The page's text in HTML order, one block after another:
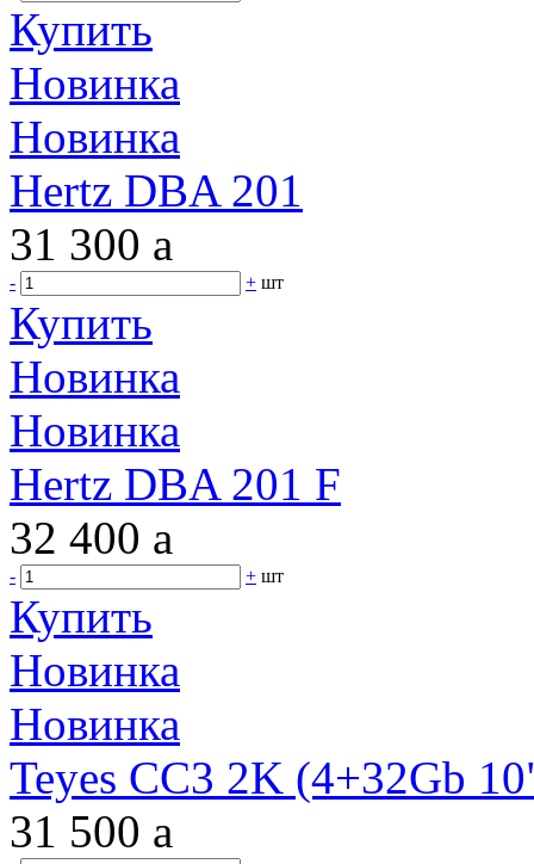
Купить
Новинка
Новинка
Hertz DBA 201
31 300 a
- + шт
Купить
Новинка
Новинка
Hertz DBA 201 F
32 400 a
- + шт
Купить
Новинка
Новинка
Teyes CC3 2K (4+32Gb
31 500 a